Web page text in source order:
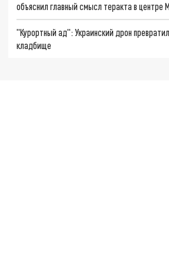
объяснил главный смысл теракта в центре
"Курортный ад": Украинский дрон
кладбище